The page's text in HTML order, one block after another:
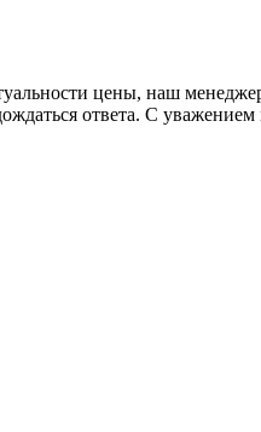
цены, наш
ответа. С